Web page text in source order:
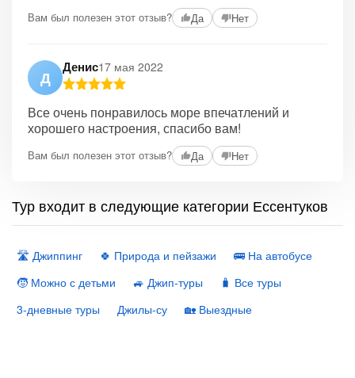
Вам был полезен этот отзыв? Да Нет
Д
Денис17 мая 2022
Все очень понравилось море впечатлений и
хорошего настроения, спасибо вам!
Вам был полезен этот отзыв? Да Нет
Тур входит в следующие категории Ессентуков
🛣 Джиппинг 🍀 Природа и пейзажи
🚌 На автобусе
🧒 Можно с детьми
🚙 Джип-туры
🧳 Все туры
3-дневные туры
Джилы-су 🏡 Выездные